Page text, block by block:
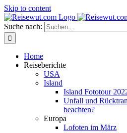
Skip to content
Suche nach:
Home
Reiseberichte
USA
Island
Island Fototour
Unfall und
beachten?
Europa
Lofoten im März